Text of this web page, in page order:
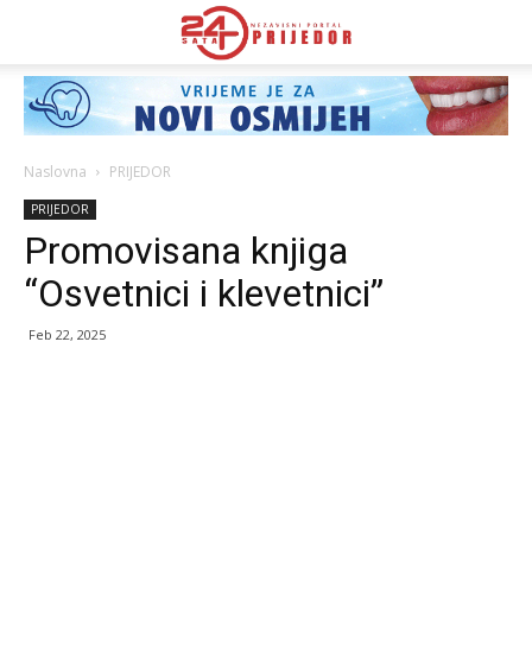
Naslovna PRIJEDOR
PRIJEDOR
Promovisana knjiga
“Osvetnici i klevetnici”
Feb 22, 2025